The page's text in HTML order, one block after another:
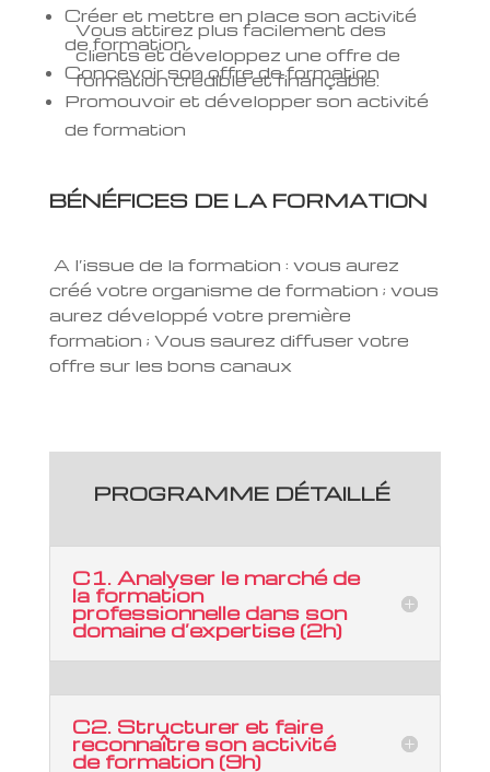
Vous attirez plus facilement des
clients et développez une offre de
formation crédible et finançable.
Créer et mettre en place son activité
de formation
Concevoir son offre de formation
Promouvoir et développer son activité
de formation
BÉNÉFICES DE LA FORMATION
A l’issue de la formation : vous aurez
créé votre organisme de formation ; vous
aurez développé votre première
formation ; Vous saurez diffuser votre
offre sur les bons canaux
PROGRAMME DÉTAILLÉ
C1. Analyser le marché de
la formation
professionnelle dans son
domaine d’expertise (2h)
C2. Structurer et faire
reconnaître son activité
de formation (9h)